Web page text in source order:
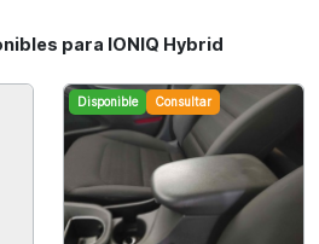
para IONIQ Hybrid
Disponible Consultar